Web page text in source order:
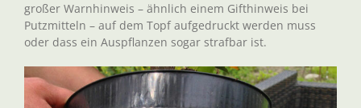
großer Warnhinweis – ähnlich einem Gifthinweis bei
Putzmitteln – auf dem Topf aufgedruckt werden muss
oder dass ein Auspflanzen sogar strafbar ist.